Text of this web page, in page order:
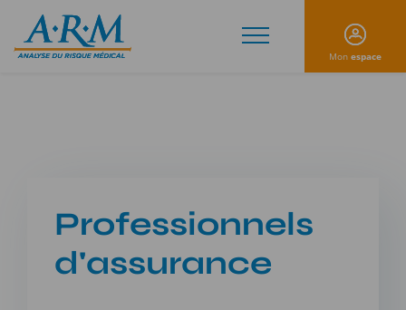
Mon espace
Professionnels
d'assurance